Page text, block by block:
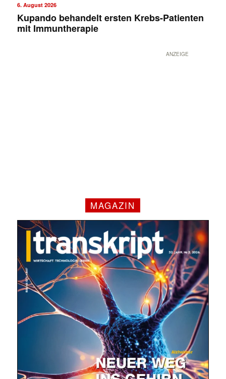
✕
6. August 2026
Kupando behandelt ersten Krebs-Patienten
mit Immuntherapie
ANZEIGE
MAGAZIN